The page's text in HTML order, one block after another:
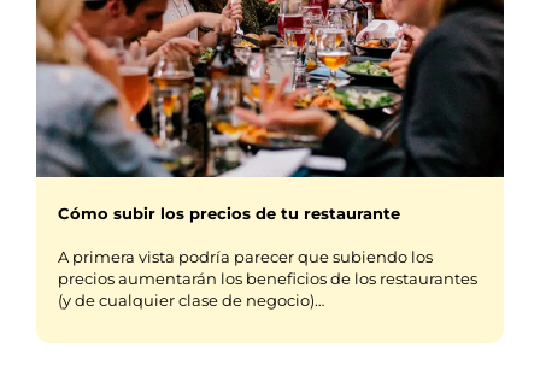
Cómo subir los precios de tu restaurante
A primera vista podría parecer que subiendo los
precios aumentarán los beneficios de los restaurantes
(y de cualquier clase de negocio)…